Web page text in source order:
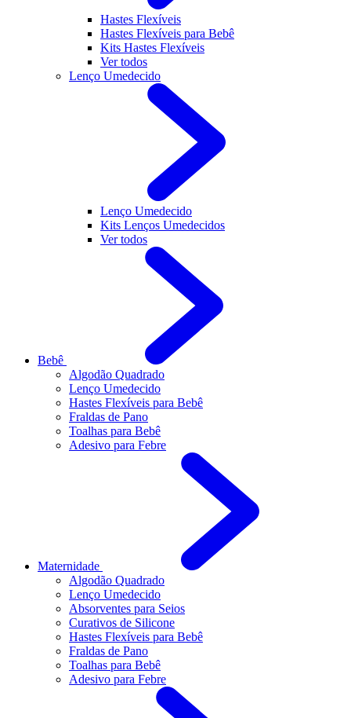
Hastes Flexíveis
Hastes Flexíveis para Bebê
Kits Hastes Flexíveis
Ver todos
Lenço Umedecido
Lenço Umedecido
Kits Lenços Umedecidos
Ver todos
Bebê
Algodão Quadrado
Lenço Umedecido
Hastes Flexíveis para Bebê
Fraldas de Pano
Toalhas para Bebê
Adesivo para Febre
Maternidade
Algodão Quadrado
Lenço Umedecido
Absorventes para Seios
Curativos de Silicone
Hastes Flexíveis para Bebê
Fraldas de Pano
Toalhas para Bebê
Adesivo para Febre